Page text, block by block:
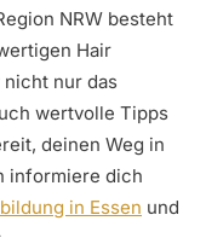
NRW besteht
Hair
nicht nur das
wertvolle Tipps
deinen Weg in
informiere dich
in Essen und